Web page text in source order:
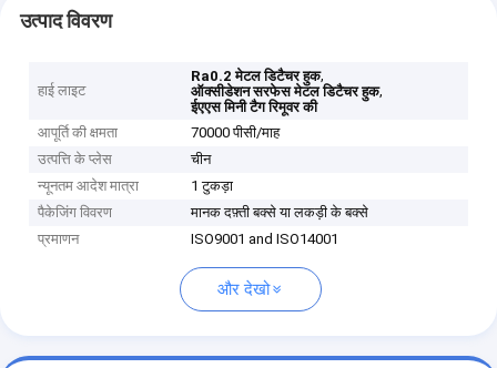
उत्पाद विवरण
हाई लाइट
Ra0.2 मेटल डिटैचर हुक,
ऑक्सीडेशन सरफेस मेटल डिटैचर हुक,
ईएएस मिनी टैग रिमूवर की
आपूर्ति की क्षमता
70000 पीसी/माह
उत्पत्ति के प्लेस
चीन
न्यूनतम आदेश मात्रा
1 टुकड़ा
पैकेजिंग विवरण
मानक दफ़्ती बक्से या लकड़ी के बक्से
प्रमाणन
ISO9001 and ISO14001
और देखो